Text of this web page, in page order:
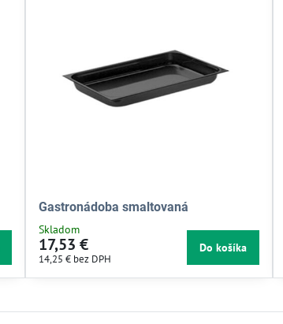
Gastronádoba smaltovaná
Skladom
17,53 €
14,25 € bez DPH
Do košíka